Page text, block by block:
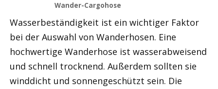
Wander-Cargohose
Wasserbeständigkeit ist ein wichtiger Faktor
bei der Auswahl von Wanderhosen. Eine
hochwertige Wanderhose ist wasserabweisend
und schnell trocknend. Außerdem sollten sie
winddicht und sonnengeschützt sein. Die